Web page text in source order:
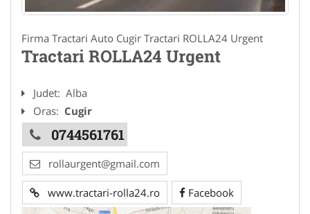
Firma Tractari Auto Cugir Tractari ROLLA24 Urgent
Tractari ROLLA24 Urgent
Judet: Alba
Oras: Cugir
0744561761
rollaurgent@gmail.com
www.tractari-rolla24.ro Facebook